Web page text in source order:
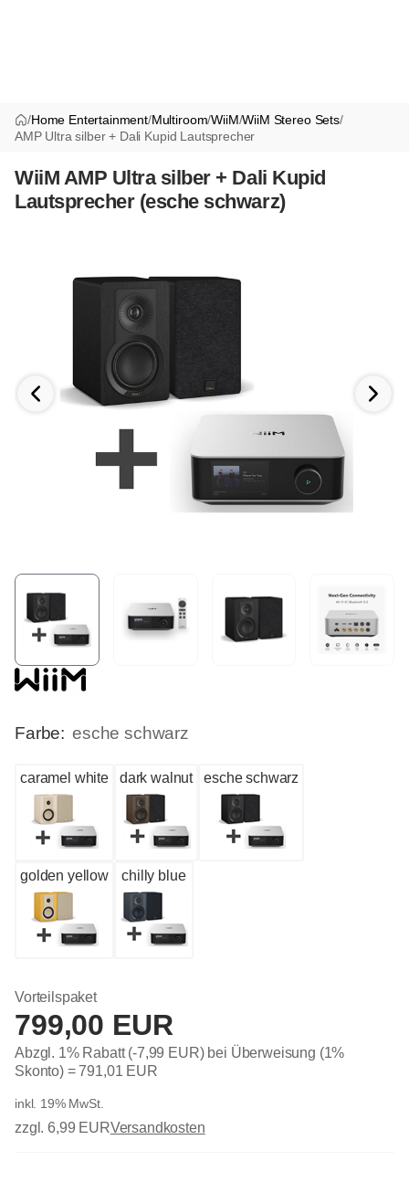
/Home Entertainment/Multiroom/WiiM/WiiM Stereo Sets/
AMP Ultra silber + Dali Kupid Lautsprecher
WiiM AMP Ultra silber + Dali Kupid
Lautsprecher (esche schwarz)
Farbe: esche schwarz
caramel white dark walnut esche schwarz
golden yellow chilly blue
Vorteilspaket
799,00 EUR
Abzgl. 1% Rabatt (-7,99 EUR) bei Überweisung (1%
Skonto) =791,01 EUR
inkl. 19% MwSt.
zzgl. 6,99 EURVersandkosten